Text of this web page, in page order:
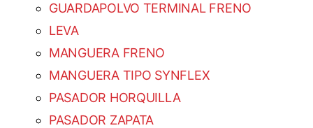
GUARDAPOLVO TERMINAL FRENO
LEVA
MANGUERA FRENO
MANGUERA TIPO SYNFLEX
PASADOR HORQUILLA
PASADOR ZAPATA